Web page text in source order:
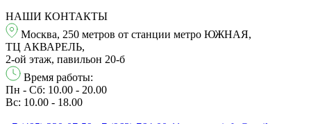
НАШИ КОНТАКТЫ
Москва, 250 метров от станции метро ЮЖНАЯ,
ТЦ АКВАРЕЛЬ,
2-ой этаж, павильон 20-б
Время работы:
Пн - Сб: 10.00 - 20.00
Вс: 10.00 - 18.00